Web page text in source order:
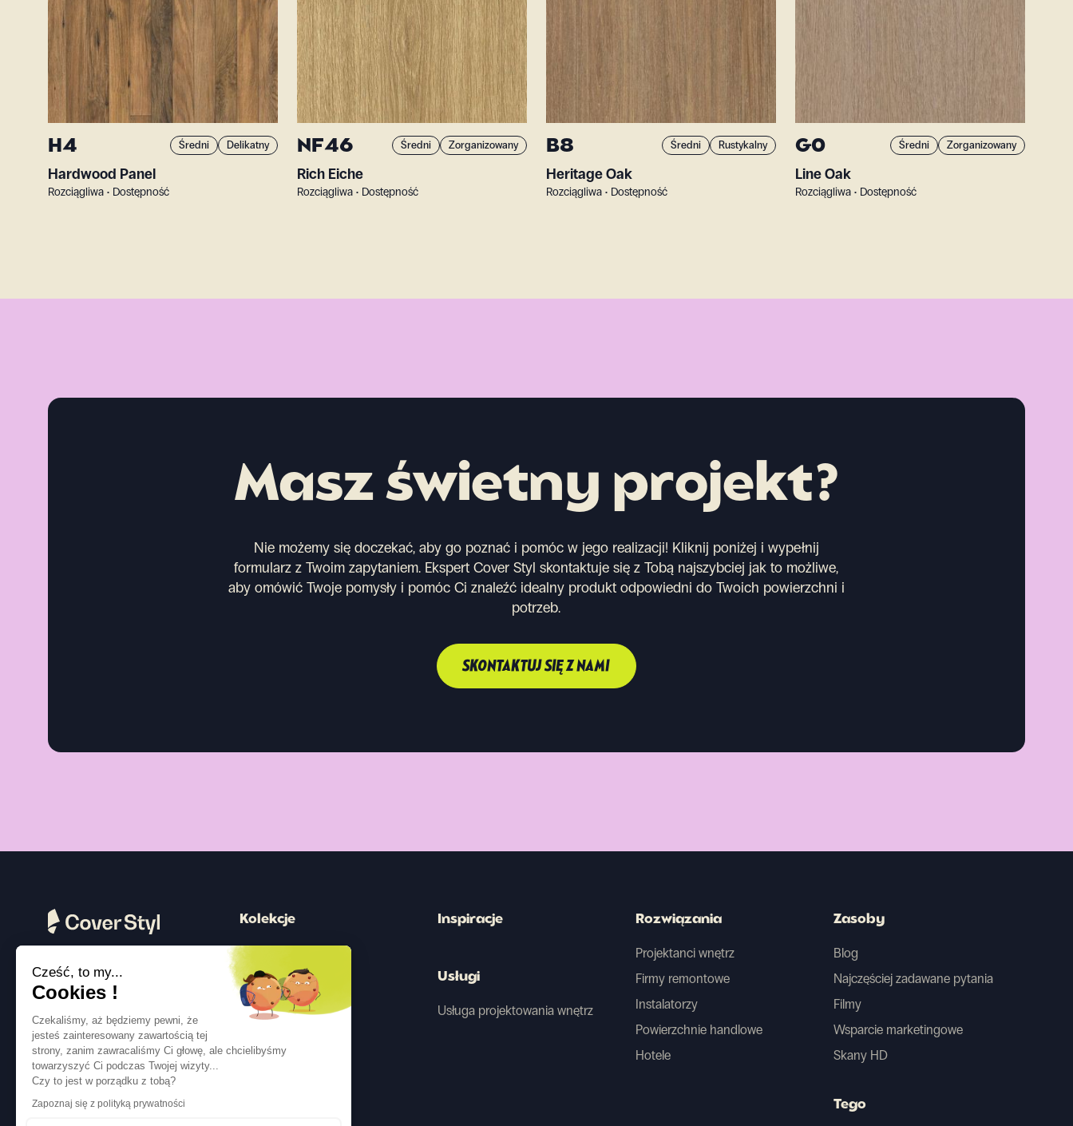
H4 Średni Delikatny
Hardwood Panel
Rozciągliwa • Dostępność
NF46 Średni Zorganizowany
Rich Eiche
Rozciągliwa • Dostępność
B8 Średni Rustykalny
Heritage Oak
Rozciągliwa • Dostępność
G0 Średni Zorganizowany
Line Oak
Rozciągliwa • Dostępność
Masz świetny projekt?
Nie możemy się doczekać, aby go poznać i pomóc w jego realizacji! Kliknij poniżej i wypełnij
formularz z Twoim zapytaniem. Ekspert Cover Styl skontaktuje się z Tobą najszybciej jak to możliwe,
aby omówić Twoje pomysły i pomóc Ci znaleźć idealny produkt odpowiedni do Twoich powierzchni i
potrzeb.
SKONTAKTUJ SIĘ Z NAMI
Obserwuj nas
Kolekcje
Drewno
Kamień
Kolor
Metalizowany
Inspiracje
Usługi
Usługa projektowania wnętrz
Rozwiązania
Projektanci wnętrz
Firmy remontowe
Instalatorzy
Powierzchnie handlowe
Hotele
Zasoby
Blog
Najczęściej zadawane pytania
Filmy
Wsparcie marketingowe
Skany HD
Tego
Cześć, to my...
Cookies !
Czekaliśmy, aż będziemy pewni, że
jesteś zainteresowany zawartością tej
strony, zanim zawracaliśmy Ci głowę, ale chcielibyśmy
towarzyszyć Ci podczas Twojej wizyty...
Czy to jest w porządku z tobą?
Zapoznaj się z polityką prywatności